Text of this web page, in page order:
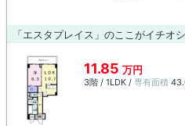
11.85 万円
3階 / 1LDK / 専有面積